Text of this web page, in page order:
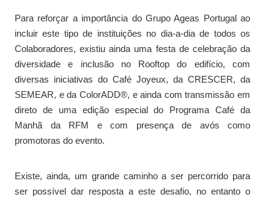
Para reforçar a importância do Grupo Ageas Portugal ao
incluir este tipo de instituições no dia-a-dia de todos os
Colaboradores, existiu ainda uma festa de celebração da
diversidade e inclusão no Rooftop do edifício, com
diversas iniciativas do Café Joyeux, da CRESCER, da
SEMEAR, e da ColorADD®, e ainda com transmissão em
direto de uma edição especial do Programa Café da
Manhã da RFM e com presença de avós como
promotoras do evento.
Existe, ainda, um grande caminho a ser percorrido para
ser possível dar resposta a este desafio, no entanto o